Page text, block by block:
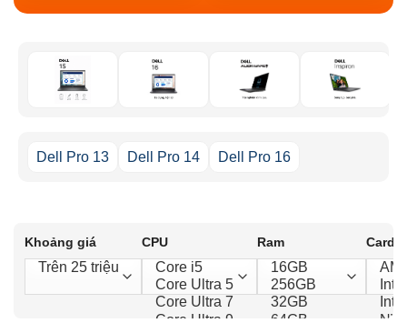
Dell Pro 13 Dell Pro 14 Dell Pro 16
Khoảng giá CPU Ram Card